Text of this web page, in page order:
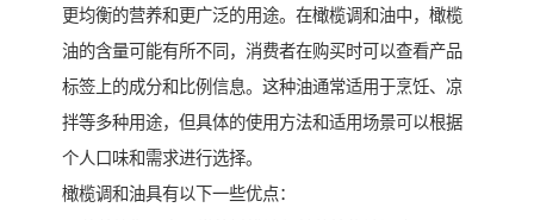
更均衡的营养和更广泛的用途。在橄榄调和油中，橄榄
油的含量可能有所不同，消费者在购买时可以查看产品
标签上的成分和比例信息。这种油通常适用于烹饪、凉
拌等多种用途，但具体的使用方法和适用场景可以根据
个人口味和需求进行选择。
橄榄调和油具有以下一些优点：